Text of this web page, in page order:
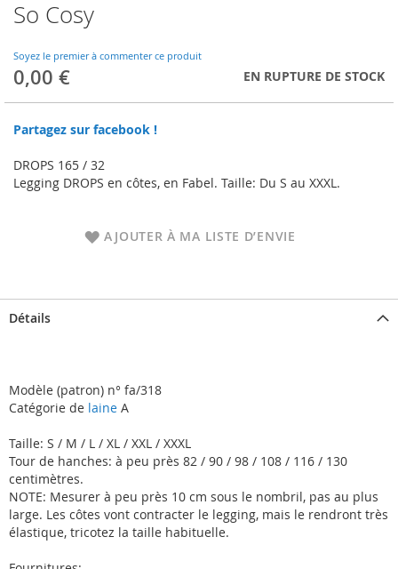
So Cosy
Soyez le premier à commenter ce produit
0,00 € EN RUPTURE DE STOCK
Partagez sur facebook !
DROPS 165 / 32
Legging DROPS en côtes, en Fabel. Taille: Du S au XXXL.
AJOUTER À MA LISTE D’ENVIE
Skip
to
beginning
of
the
gallery
Détails
Modèle (patron) n° fa/318
Catégorie de laine A
Taille: S / M / L / XL / XXL / XXXL
Tour de hanches: à peu près 82 / 90 / 98 / 108 / 116 / 130
centimètres.
NOTE: Mesurer à peu près 10 cm sous le nombril, pas au plus
large. Les côtes vont contracter le legging, mais le rendront très
élastique, tricotez la taille habituelle.